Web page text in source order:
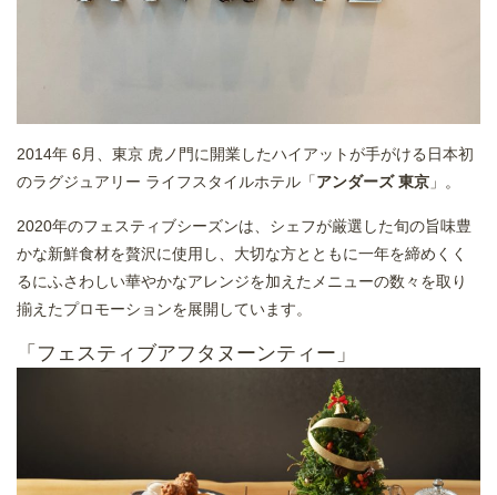
2014年 6月、東京 虎ノ門に開業したハイアットが手がける日本初
のラグジュアリー ライフスタイルホテル「アンダーズ 東京 」。
2020年のフェスティブシーズンは、シェフが厳選した旬の旨味豊
かな新鮮食材を贅沢に使用し、大切な方とともに一年を締めくく
るにふさわしい華やかなアレンジを加えたメニューの数々を取り
揃えたプロモーションを展開しています。
「フェスティブアフタヌーンティー」